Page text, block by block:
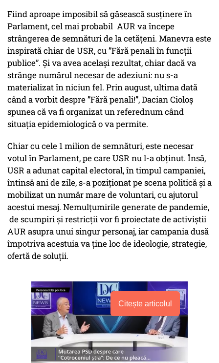
Fiind aproape imposibil să găsească susținere în
Parlament, cel mai probabil AUR va începe
strângerea de semnături de la cetățeni. Manevra este
inspirată chiar de USR, cu ”Fără penali în funcții
publice”. Și va avea același rezultat, chiar dacă va
strânge numărul necesar de adeziuni: nu s-a
materializat în niciun fel. Prin august, ultima dată
când a vorbit despre ”Fără penali!”, Dacian Cioloș
spunea că va fi organizat un referednum când
situația epidemiologică o va permite.
Chiar cu cele 1 milion de semnături, este necesar
votul în Parlament, pe care USR nu l-a obținut. Însă,
USR a adunat capital electoral, în timpul campaniei,
întinsă ani de zile, s-a poziționat pe scena politică și a
mobilizat un număr mare de voluntari, cu ajutorul
acestui mesaj. Nemulțumirile generate de pandemie,
de scumpiri și restricții vor fi proiectate de activiștii
AUR asupra unui singur personaj, iar campania dusă
împotriva acestuia va ține loc de ideologie, strategie,
ofertă de soluții.
Citește articolul